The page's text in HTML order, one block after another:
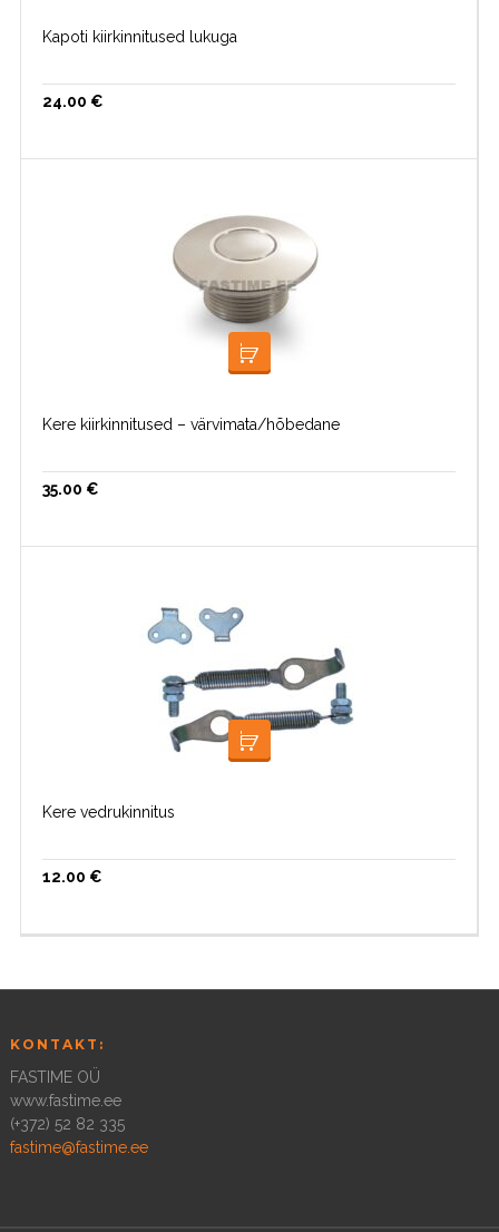
Kapoti kiirkinnitused lukuga
24.00 €
LOE EDASI
Kere kiirkinnitused – värvimata/hõbedane
35.00 €
LISA KORVI
Kere vedrukinnitus
12.00 €
KONTAKT:
FASTIME OÜ
www.fastime.ee
(+372) 52 82 335
fastime@fastime.ee